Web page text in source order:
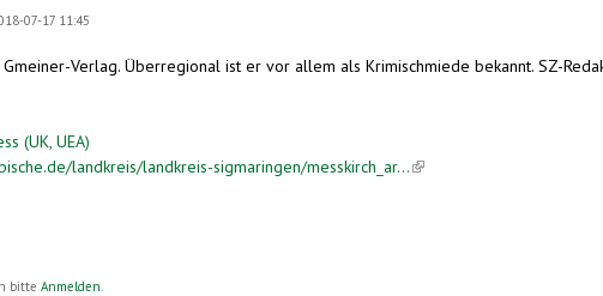
07-17 11:45
Verlag. Überregional ist er vor allem als Krimischmiede bekannt. SZ-
(UK, UEA)
landkreis/landkreis-sigmaringen/messkirch_ar...(link is external)
bitte Anmelden.